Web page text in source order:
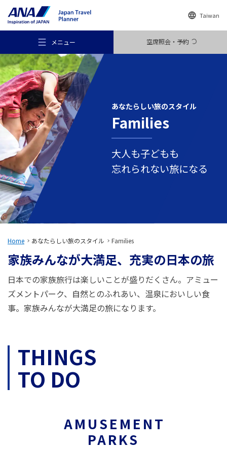
Taiwan
メニュー 空席照会・予約
おすすめの旅
旅のアイデア
行き先
ANA サービス
閉じる
あなたらしい旅のスタイル
Families
大人も子どもも
忘れられない旅になる
Home あなたらしい旅のスタイル Families
家族みんなが大満足、充実の日本の旅
日本での家族旅行は楽しいことが盛りだくさん。アミュー
ズメントパーク、自然とのふれあい、温泉においしい食
事。家族みんなが大満足の旅になります。
THINGS
TO DO
AMUSEMENT
PARKS